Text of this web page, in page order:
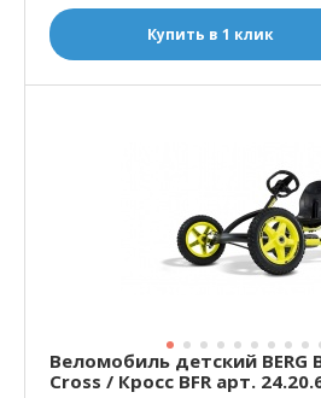
Купить в 1 клик
Веломобиль детский BERG
Cross / Кросс BFR арт.